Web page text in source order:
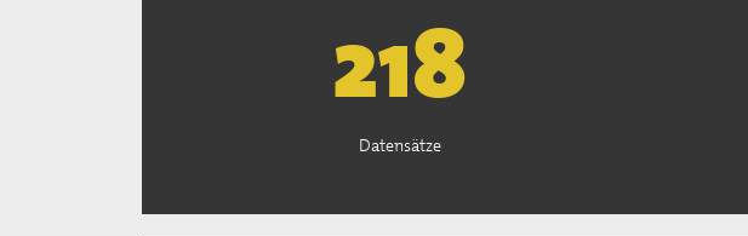
221
Datensätze